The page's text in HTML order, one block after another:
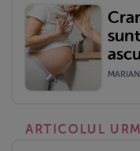
ARTICOLUL